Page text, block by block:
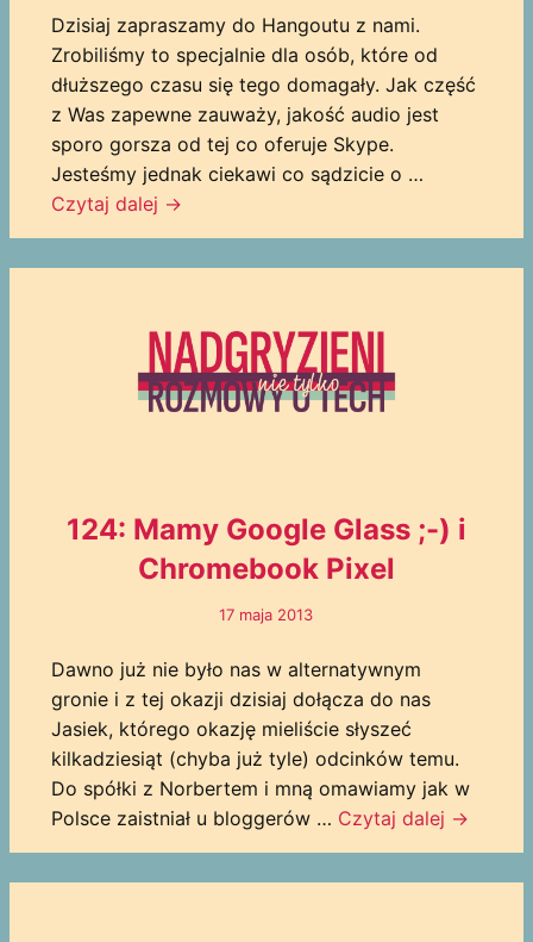
Dzisiaj zapraszamy do Hangoutu z nami.
Zrobiliśmy to specjalnie dla osób, które od
dłuższego czasu się tego domagały. Jak część
z Was zapewne zauważy, jakość audio jest
sporo gorsza od tej co oferuje Skype.
Jesteśmy jednak ciekawi co sądzicie o …
Czytaj dalej →
124: Mamy Google Glass ;-) i
Chromebook Pixel
17 maja 2013
Dawno już nie było nas w alternatywnym
gronie i z tej okazji dzisiaj dołącza do nas
Jasiek, którego okazję mieliście słyszeć
kilkadziesiąt (chyba już tyle) odcinków temu.
Do spółki z Norbertem i mną omawiamy jak w
Polsce zaistniał u bloggerów … Czytaj dalej →